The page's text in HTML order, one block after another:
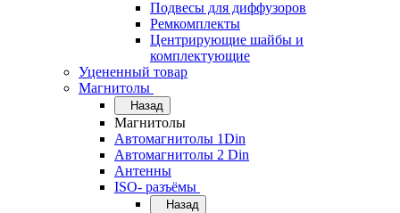
Подвесы для диффузоров
Ремкомплекты
Центрирующие шайбы и
комплектующие
Уцененный товар
Магнитолы
Назад
Магнитолы
Автомагнитолы 1Din
Автомагнитолы 2 Din
Антенны
ISO- разъёмы
Назад